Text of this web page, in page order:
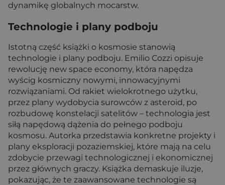
dynamikę globalnych mocarstw.
Technologie i plany podboju
Istotną część książki o kosmosie stanowią
technologie i plany podboju. Emilio Cozzi opisuje
rewolucję new space economy, która napędza
wyścig kosmiczny nowymi, innowacyjnymi
rozwiązaniami. Od rakiet wielokrotnego użytku,
przez plany wydobycia surowców z asteroid, po
rozbudowę konstelacji satelitów – technologia jest
siłą napędową dążenia do pełnego podboju
kosmosu. Autorka przedstawia konkretne projekty i
plany eksploracji pozaziemskiej, które mają na celu
zdobycie przewagi technologicznej i ekonomicznej
przez głównych graczy. Książka demaskuje iluzje,
pokazując, że te zaawansowane technologie są